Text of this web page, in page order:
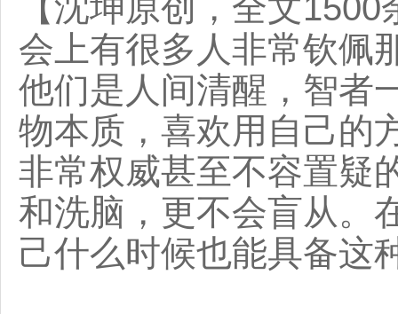
【沈坤原创，全文
会上有很多人非常钦佩
他们是人间清醒，智者
物本质，喜欢用自己的
非常权威甚至不容置疑
和洗脑，更不会盲从。
己什么时候也能具备这